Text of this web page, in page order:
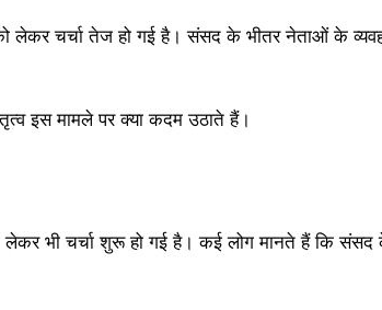
लेकर चर्चा तेज हो गई है। संसद के भीतर नेताओं के
इस मामले पर क्या कदम उठाते हैं।
लेकर भी चर्चा शुरू हो गई है। कई लोग मानते हैं कि